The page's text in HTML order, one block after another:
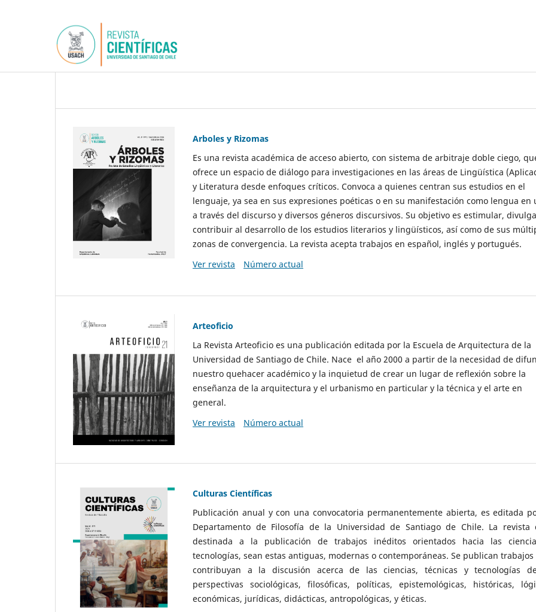
Arboles y Rizomas
Es una revista académica de acceso abierto, con sistema de arbitraje doble ciego,
ofrece un espacio de diálogo para investigaciones en las áreas de Lingüística
y Literatura desde enfoques críticos. Convoca a quienes centran sus estudios en el
lenguaje, ya sea en sus expresiones poéticas o en su manifestación como lengua en
a través del discurso y diversos géneros discursivos. Su objetivo es estimular,
contribuir al desarrollo de los estudios literarios y lingüísticos, así como de sus
zonas de convergencia. La revista acepta trabajos en español, inglés y portugués.
Ver revista
Número actual
Arteoficio
La Revista Arteoficio es una publicación editada por la Escuela de Arquitectura de la
Universidad de Santiago de Chile. Nace el año 2000 a partir de la necesidad de
nuestro quehacer académico y la inquietud de crear un lugar de reflexión sobre la
enseñanza de la arquitectura y el urbanismo en particular y la técnica y el arte en
general.
Ver revista
Número actual
Culturas Científicas
Publicación anual y con una convocatoria permanentemente abierta, es editada
Departamento de Filosofía de la Universidad de Santiago de Chile. La revista
destinada a la publicación de trabajos inéditos orientados hacia las
tecnologías, sean estas antiguas, modernas o contemporáneas. Se publican
contribuyan a la discusión acerca de las ciencias, técnicas y tecnologías
perspectivas sociológicas, filosóficas, políticas, epistemológicas, históricas,
económicas, jurídicas, didácticas, antropológicas, y éticas.